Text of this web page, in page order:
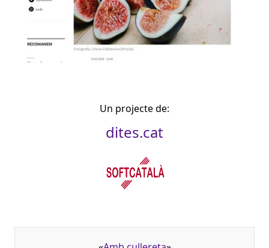
Un projecte de:
dites.cat